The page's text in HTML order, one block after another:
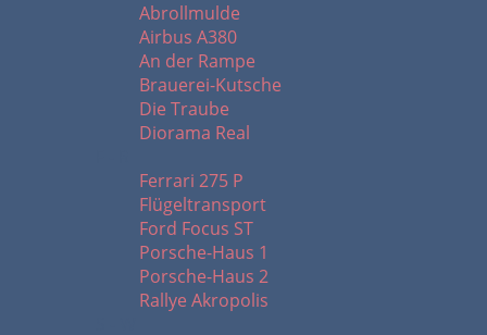
Abrollmulde
Airbus A380
An der Rampe
Brauerei-Kutsche
Die Traube
Diorama Real
Ferrari 275 P
Flügeltransport
Ford Focus ST
Porsche-Haus 1
Porsche-Haus 2
Rallye Akropolis